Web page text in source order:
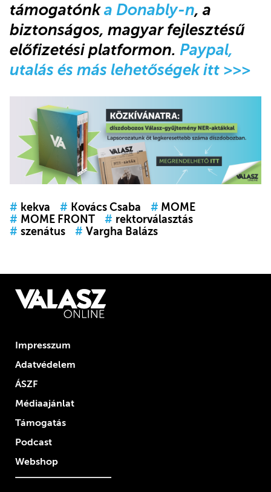
támogatónka Donably-n, a
biztonságos, magyar fejlesztésű
előfizetési platformon. Paypal,
utalás és más lehetőségek itt >>>
# kekva # Kovács Csaba # MOME
# MOME FRONT # rektorválasztás
# szenátus # Vargha Balázs
Impresszum
Adatvédelem
ÁSZF
Médiaajánlat
Támogatás
Podcast
Webshop